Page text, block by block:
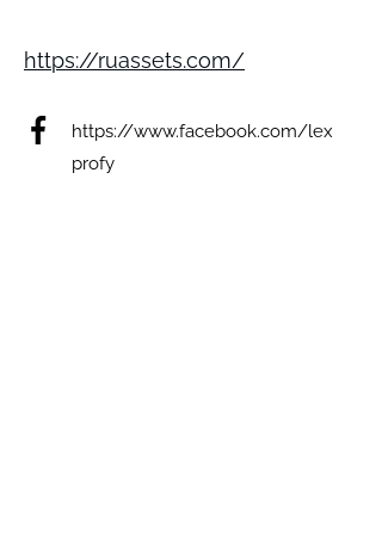
https://ruassets.com/
https://www.facebook.com/lex
profy